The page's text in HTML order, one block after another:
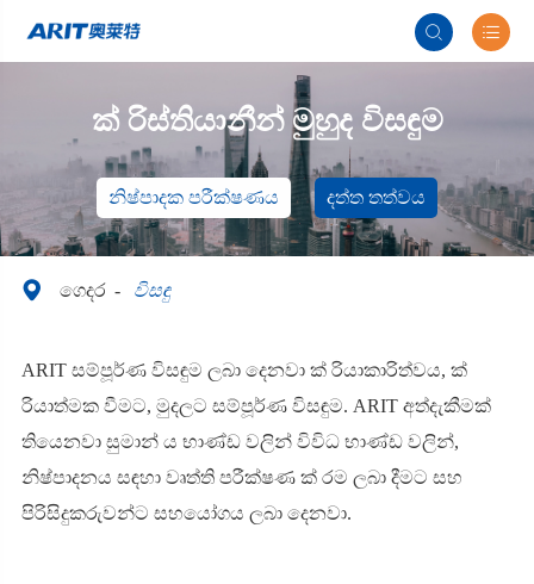
 
ක් රිස්තියානීන් මුහුද විසඳුම
නිෂ්පාදක පරීක්ෂණය දත්ත තත්වය
 ගෙදර විසඳු
ARIT සම්පූර්ණ විසඳුම ලබා දෙනවා ක් රියාකාරිත්වය, ක්
රියාත්මක වීමට, මුදලට සම්පූර්ණ විසඳුම. ARIT අත්දැකීමක්
තියෙනවා සුමාන් ය භාණ්ඩ වලින් විවිධ භාණ්ඩ වලින්,
නිෂ්පාදනය සඳහා වෘත්ති පරීක්ෂණ ක් රම ලබා දීමට සහ
පිරිසිදුකරුවන්ට සහයෝගය ලබා දෙනවා.